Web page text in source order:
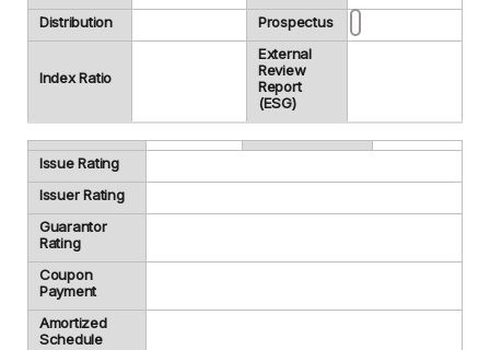
Distribution
Prospectus
Index Ratio
External
Review
Report
(ESG)
Issue Rating
Issuer Rating
Guarantor
Rating
Coupon
Payment
Amortized
Schedule